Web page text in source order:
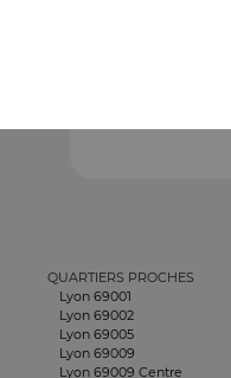
QUARTIERS PROCHES
Lyon 69001
Lyon 69002
Lyon 69005
Lyon 69009
Lyon 69009 Centre